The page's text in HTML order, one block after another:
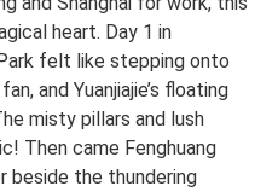
heart. Day 1 in
felt like stepping onto
and Yuanjiajie’s floating
misty pillars and lush
Then came Fenghuang
beside the thundering